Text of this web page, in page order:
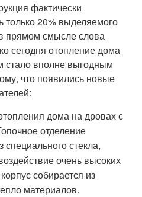
фактически
только 20% выделяемого
прямом смысле слова
сегодня отопление дома
стало вполне выгодным
что появились новые
дома на дровах с
отделение
специального стекла,
очень высоких
собирается из
материалов.